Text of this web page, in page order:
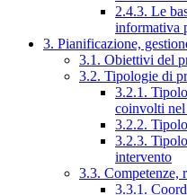
2.4.3. Le
informativa
3. Pianificazione,
3.1. Obiettivi del
3.2. Tipologie di
3.2.1.
coinvolti
3.2.2.
3.2.3.
intervento
3.3. Competenze,
3.3.1.